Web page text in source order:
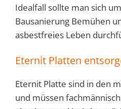
Idealfall sollte man sich
Bausanierung Bemühen
asbestfreies Leben
Eternit Platten
Eternit Platte sind in den
und müssen